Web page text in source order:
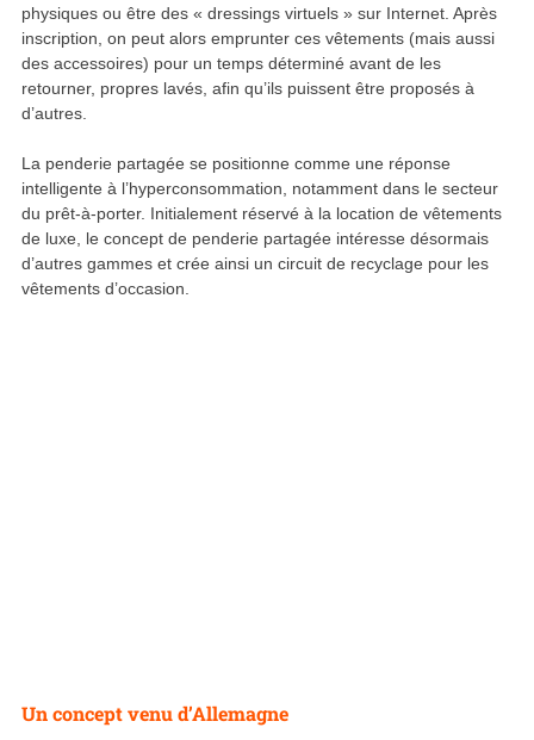
physiques ou être des « dressings virtuels » sur Internet. Après
inscription, on peut alors emprunter ces vêtements (mais aussi
des accessoires) pour un temps déterminé avant de les
retourner, propres lavés, afin qu’ils puissent être proposés à
d’autres.
La penderie partagée se positionne comme une réponse
intelligente à l’hyperconsommation, notamment dans le secteur
du prêt-à-porter. Initialement réservé à la location de vêtements
de luxe, le concept de penderie partagée intéresse désormais
d’autres gammes et crée ainsi un circuit de recyclage pour les
vêtements d’occasion.
Un concept venu d’Allemagne